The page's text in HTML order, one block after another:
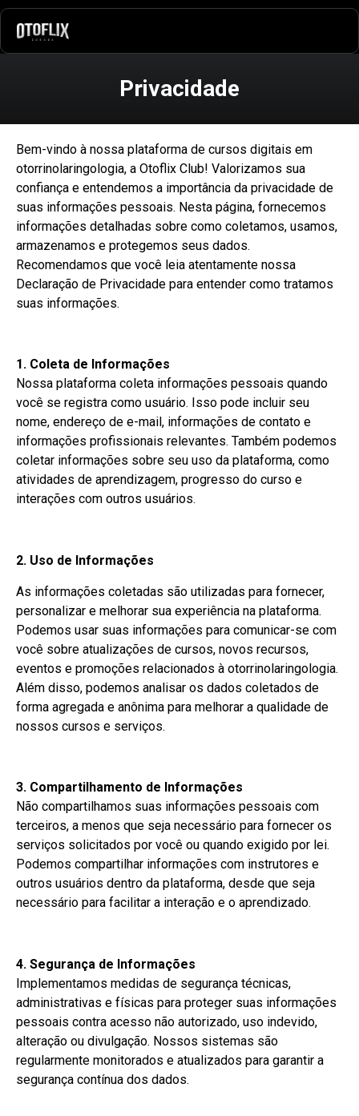
Privacidade
Bem-vindo à nossa plataforma de cursos digitais em
otorrinolaringologia, a Otoflix Club! Valorizamos sua
confiança e entendemos a importância da privacidade de
suas informações pessoais. Nesta página, fornecemos
informações detalhadas sobre como coletamos, usamos,
armazenamos e protegemos seus dados.
Recomendamos que você leia atentamente nossa
Declaração de Privacidade para entender como tratamos
suas informações.
1. Coleta de Informações
Nossa plataforma coleta informações pessoais quando
você se registra como usuário. Isso pode incluir seu
nome, endereço de e-mail, informações de contato e
informações profissionais relevantes. Também podemos
coletar informações sobre seu uso da plataforma, como
atividades de aprendizagem, progresso do curso e
interações com outros usuários.
2. Uso de Informações
As informações coletadas são utilizadas para fornecer,
personalizar e melhorar sua experiência na plataforma.
Podemos usar suas informações para comunicar-se com
você sobre atualizações de cursos, novos recursos,
eventos e promoções relacionados à otorrinolaringologia.
Além disso, podemos analisar os dados coletados de
forma agregada e anônima para melhorar a qualidade de
nossos cursos e serviços.
3. Compartilhamento de Informações
Não compartilhamos suas informações pessoais com
terceiros, a menos que seja necessário para fornecer os
serviços solicitados por você ou quando exigido por lei.
Podemos compartilhar informações com instrutores e
outros usuários dentro da plataforma, desde que seja
necessário para facilitar a interação e o aprendizado.
4. Segurança de Informações
Implementamos medidas de segurança técnicas,
administrativas e físicas para proteger suas informações
pessoais contra acesso não autorizado, uso indevido,
alteração ou divulgação. Nossos sistemas são
regularmente monitorados e atualizados para garantir a
segurança contínua dos dados.